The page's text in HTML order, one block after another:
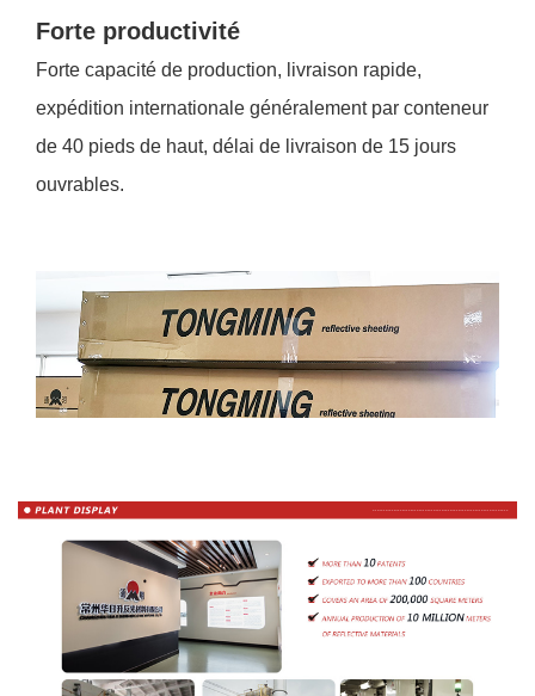
Forte productivité
Forte capacité de production, livraison rapide,
expédition internationale généralement par conteneur
de 40 pieds de haut, délai de livraison de 15 jours
ouvrables.